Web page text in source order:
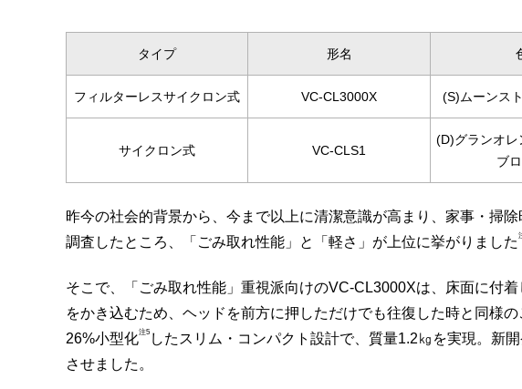
タイプ 形名
フィルターレスサイクロン式 VC-CL3000X (S)ムーンス
サイクロン式 VC-CLS1
(D)グランオレ
ブ
昨今の社会的背景から、今まで以上に清潔意識が高まり、家事・掃
調査したところ、「ごみ取れ性能」と「軽さ」が上位に挙がりました
そこで、「ごみ取れ性能」重視派向けのVC-CL3000Xは、床面に付
をかき込むため、ヘッドを前方に押しただけでも往復した時と同様
26%小型化注5 したスリム・コンパクト設計で、質量1.2㎏を実現。新
させました。